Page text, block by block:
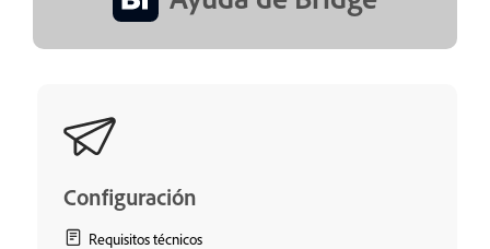
Configuración
Requisitos técnicos